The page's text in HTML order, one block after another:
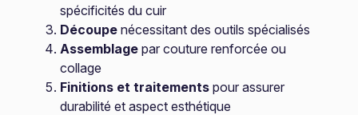
spécificités du cuir
Découpe nécessitant des outils spécialisés
Assemblage par couture renforcée ou
collage
Finitions et traitements pour assurer
durabilité et aspect esthétique